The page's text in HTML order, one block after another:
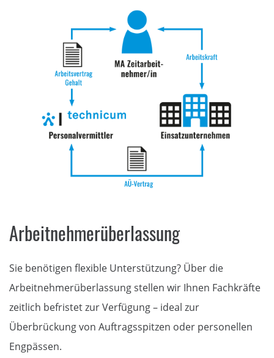
Arbeitnehmerüberlassung
Sie benötigen flexible Unterstützung? Über die
Arbeitnehmerüberlassung stellen wir Ihnen Fachkräfte
zeitlich befristet zur Verfügung – ideal zur
Überbrückung von Auftragsspitzen oder personellen
Engpässen.